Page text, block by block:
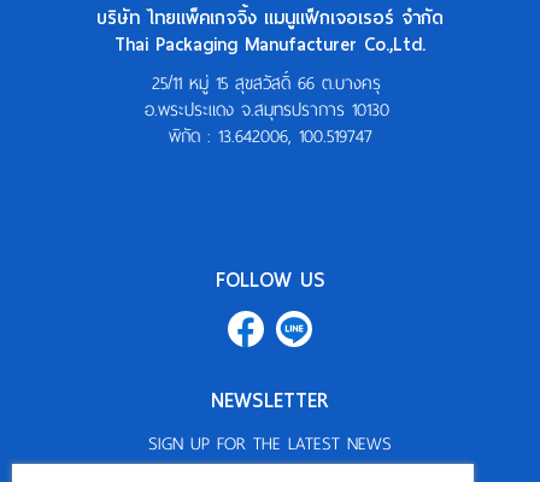
บริษัท ไทยแพ็คเกจจิ้ง แมนูแฟ็กเจอเรอร์ จำกัด
Thai Packaging Manufacturer Co.,Ltd.
25/11 หมู่ 15 สุขสวัสดิ์ 66 ต.บางครุ
อ.พระประแดง จ.สมุทรปราการ 10130
พิกัด : 13.642006, 100.519747
FOLLOW US
NEWSLETTER
SIGN UP FOR THE LATEST NEWS